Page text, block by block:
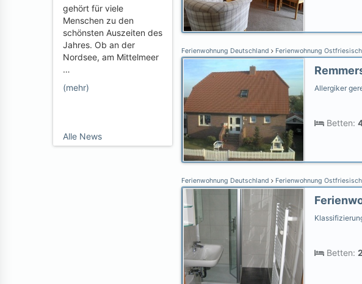
gehört für viele
Menschen zu den
schönsten Auszeiten des
Jahres. Ob an der
Nordsee, am Mittelmeer
…
(mehr)
Alle News
Ferienwohnung Deutschland Ferienwohnung
Allergiker
Betten:
Ferienwohnung Deutschland Ferienwohnung
Betten: 2